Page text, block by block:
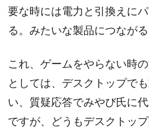
要な時には電力と引換えに
る。みたいな製品につながる
これ、ゲームをやらない時
としては、デスクトップで
い、質疑応答でみやび氏に
ですが、どうもデスクトッ